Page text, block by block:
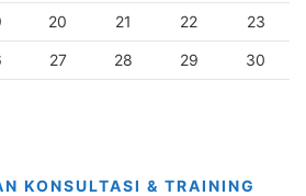
20 21 22 23
27 28 29 30
KONSULTASI & TRAINING